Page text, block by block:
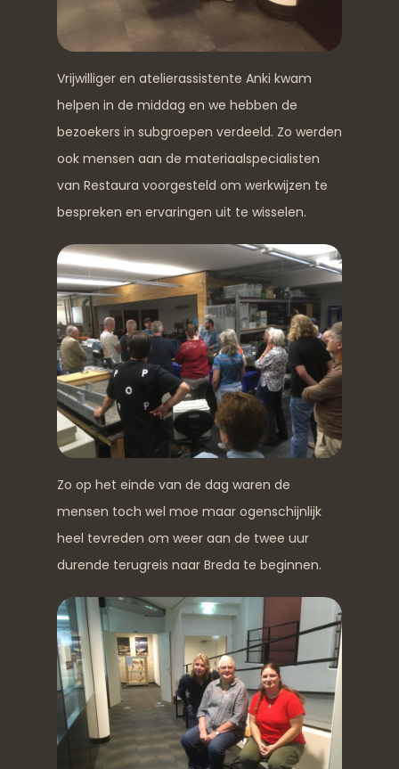
Vrijwilliger en atelierassistente Anki kwam
helpen in de middag en we hebben de
bezoekers in subgroepen verdeeld. Zo werden
ook mensen aan de materiaalspecialisten
van Restaura voorgesteld om werkwijzen te
bespreken en ervaringen uit te wisselen.
Zo op het einde van de dag waren de
mensen toch wel moe maar ogenschijnlijk
heel tevreden om weer aan de twee uur
durende terugreis naar Breda te beginnen.